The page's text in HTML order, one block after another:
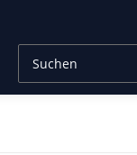
Beleuchtung